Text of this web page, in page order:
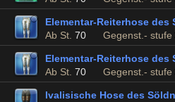
Elementar-Reiterhose des
Ab St. 70 Gegenst.- stufe
Elementar-Reiterhose des
Ab St. 70 Gegenst.- stufe
Ivalisische Hose des